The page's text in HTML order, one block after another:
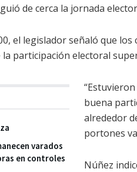
de cerca la jornada
el legislador señaló que
participación electoral
varados
en controles
buena
alrededor
portones
Núñez